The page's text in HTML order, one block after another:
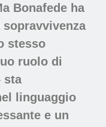
Bonafede ha
stesso
ruolo di
sta
linguaggio
e un